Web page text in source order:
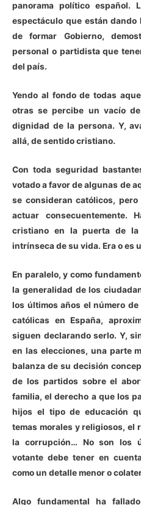
panorama político español.
espectáculo que están
de formar Gobierno,
personal o partidista que
del país.
Yendo al fondo de todas
otras se percibe un vacío
dignidad de la persona. Y,
allá, de sentido cristiano.
Con toda seguridad
votado a favor de algunas de
se consideran católicos,
actuar consecuentemente.
cristiano en la puerta de la
intrínseca de su vida. Era o es
En paralelo, y como
la generalidad de los
los últimos años el número
católicas en España,
siguen declarando serlo. Y,
en las elecciones, una parte
balanza de su decisión
de los partidos sobre el
familia, el derecho a que los
hijos el tipo de educación
temas morales y religiosos, el
la corrupción… No son los
votante debe tener en
como un detalle menor o
Algo fundamental ha